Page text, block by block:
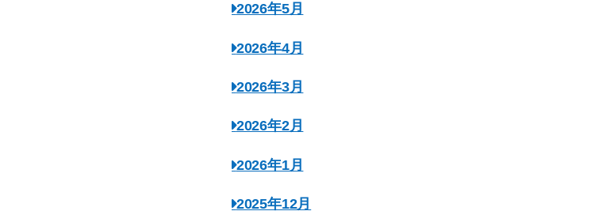
2026年5月
2026年4月
2026年3月
2026年2月
2026年1月
2025年12月